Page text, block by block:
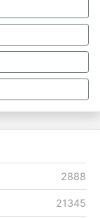
2888
21345